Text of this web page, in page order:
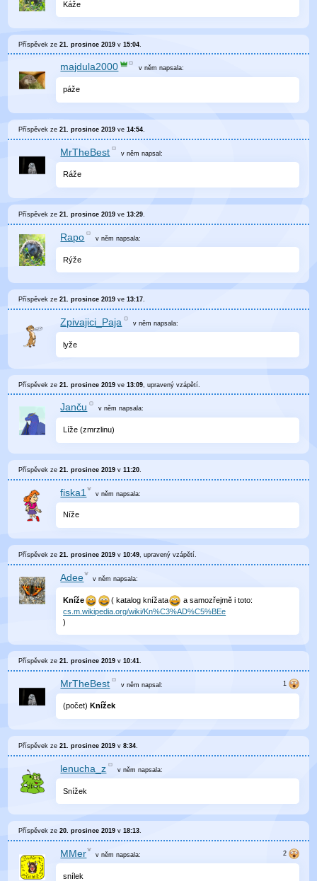
Káže
Příspěvek ze21. prosince 2019 v15:04
majdula2000 v něm napsala:
páže
Příspěvek ze21. prosince 2019 ve14:54
MrTheBest v němnapsal:
Ráže
Příspěvek ze21. prosince 2019 ve13:29.
Rapo v němnapsala:
Rýže
Příspěvek ze21. prosince 2019 ve13:17.
Zpivajici_Paja v němnapsala:
lyže
Příspěvek ze21. prosince 2019 ve13:09 , upravenývzápětí
Janču v němnapsala:
Líže (zmrzlinu)
Příspěvek ze21. prosince 2019 v11:20
fiska1 v něm napsala:
Níže
Příspěvek ze21. prosince 2019 v10:49, upravenývzápětí.
Adee v něm napsala:
Kníže ( katalog knížata
a samozřejmě i toto:
cs.m.wikipedia.org/wiki/Kn%C3%AD%C5%BEe
)
Příspěvek ze21. prosince 2019 v10:41
MrTheBest v němnapsal:
(počet) Knížek
Příspěvek ze21. prosince 2019 v8:34.
lenucha_z v němnapsala:
Snížek
Příspěvek ze20. prosince 2019 v18:13.
MMer v něm napsala:
snílek